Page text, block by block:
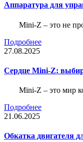
Аппаратура для
Mini-Z – это не
Подробнее
27.08.2025
Сердце Mini-Z:
Mini-Z – это мир
Подробнее
21.06.2025
Обкатка двигателя